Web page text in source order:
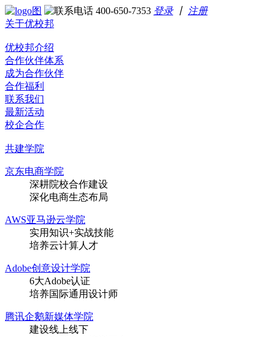
400-650-7353 登录丨 注册
关于优校邦
优校邦介绍
合作伙伴体系
成为合作伙伴
合作福利
联系我们
最新活动
校企合作
共建学院
京东电商学院
深耕院校合作建设
深化电商生态布局
AWS亚马逊云学院
实用知识+实战技能
培养云计算人才
Adobe创意设计学院
6大Adobe认证
培养国际通用设计师
腾讯企鹅新媒体学院
建设线上线下